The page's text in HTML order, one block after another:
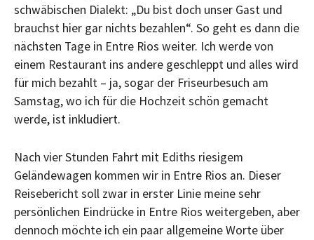
schwäbischen Dialekt: „Du bist doch unser Gast und
brauchst hier gar nichts bezahlen“. So geht es dann die
nächsten Tage in Entre Rios weiter. Ich werde von
einem Restaurant ins andere geschleppt und alles wird
für mich bezahlt – ja, sogar der Friseurbesuch am
Samstag, wo ich für die Hochzeit schön gemacht
werde, ist inkludiert.
Nach vier Stunden Fahrt mit Ediths riesigem
Geländewagen kommen wir in Entre Rios an. Dieser
Reisebericht soll zwar in erster Linie meine sehr
persönlichen Eindrücke in Entre Rios weitergeben, aber
dennoch möchte ich ein paar allgemeine Worte über